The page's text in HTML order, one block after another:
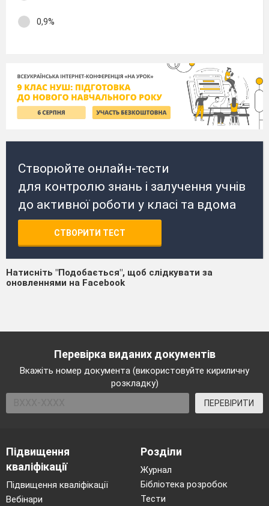
0,9%
Створюйте онлайн-тести
для контролю знань і залучення учнів
до активної роботи у класі та вдома
СТВОРИТИ ТЕСТ
Натисніть "Подобається", щоб слідкувати за
оновленнями на Facebook
Перевірка виданих документів
Вкажіть номер документа (використовуйте кириличну
розкладку)
ПЕРЕВІРИТИ
Підвищення
кваліфікації
Підвищення кваліфікації
Вебінари
Розділи
Журнал
Бібліотека розробок
Тести